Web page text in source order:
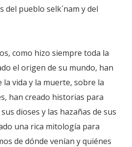
del pueblo selk´nam y del
como hizo siempre toda la
el origen de su mundo, han
vida y la muerte, sobre la
han creado historias para
dioses y las hazañas de sus
una rica mitología para
de dónde venían y quiénes